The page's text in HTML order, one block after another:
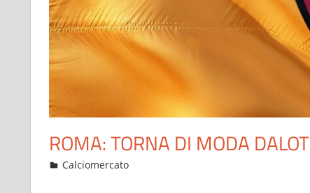
ROMA: TORNA DI MODA DALOT
Ottobre 1, 2022
admin
Calciomercato